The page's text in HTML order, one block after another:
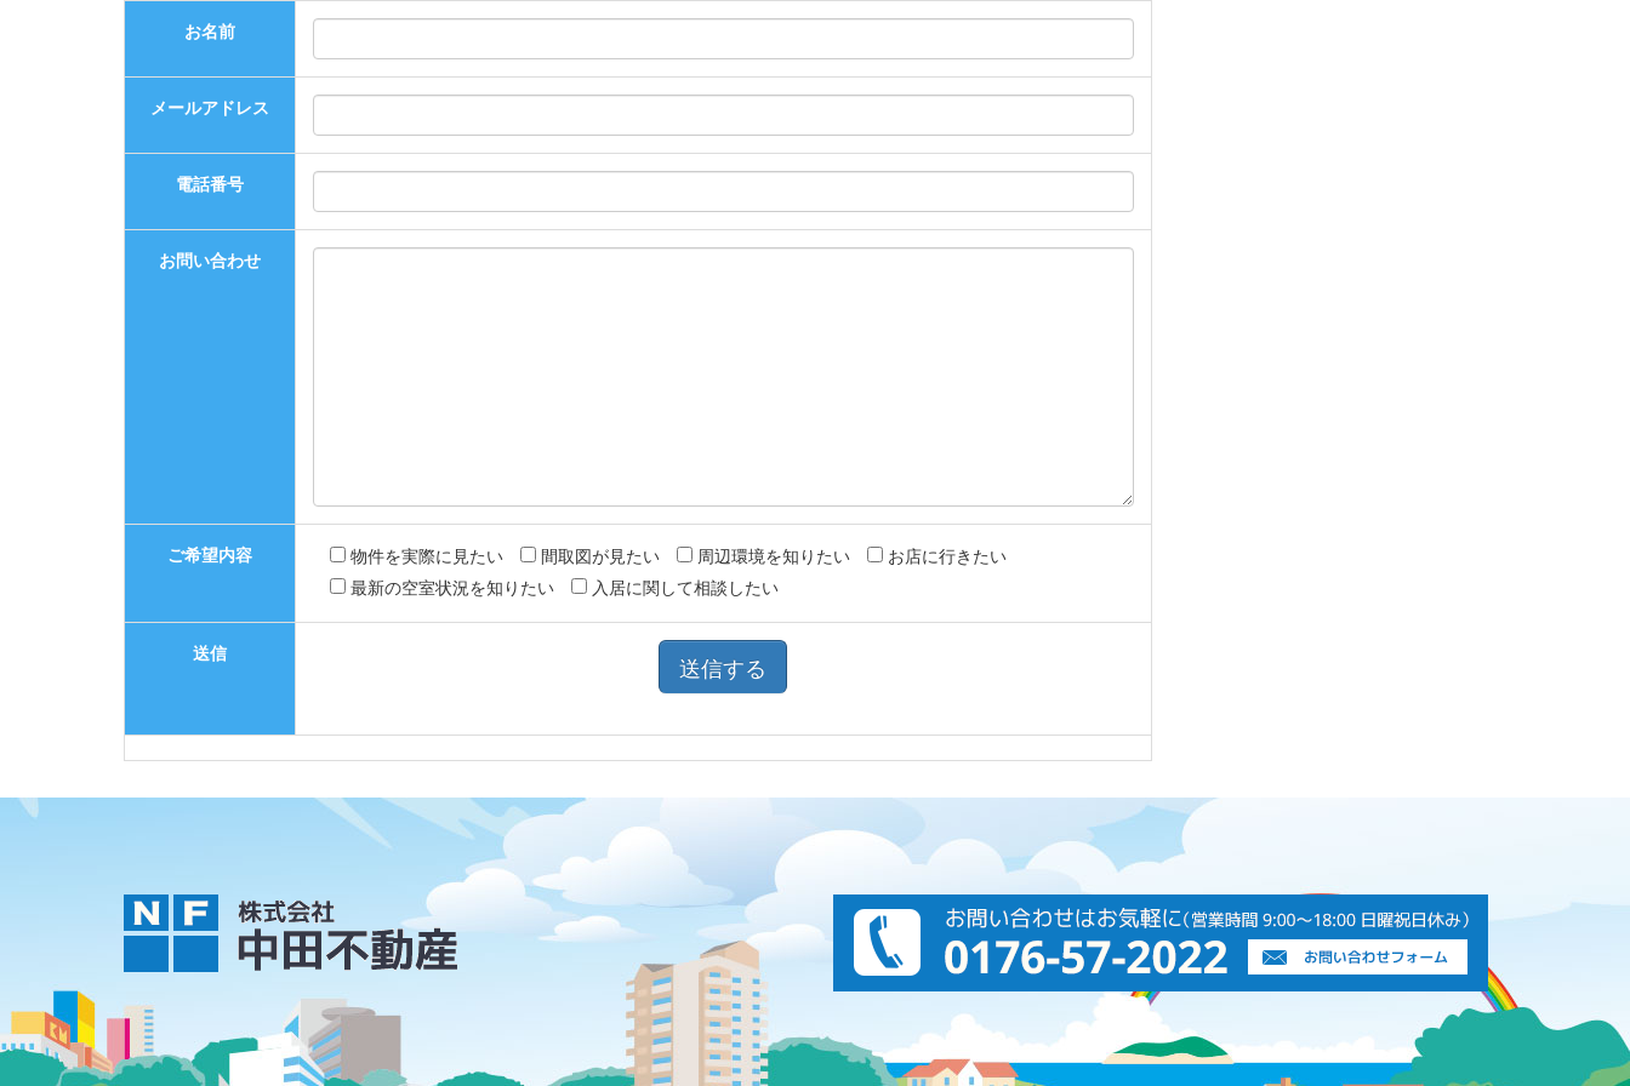
お名前
メールアドレス
電話番号
お問い合わせ
ご希望内容 物件を実際に見たい 間取図が見たい 周辺環境を知りたい
お店に行きたい
最新の空室状況を知りたい
入居に関して相談したい
送信